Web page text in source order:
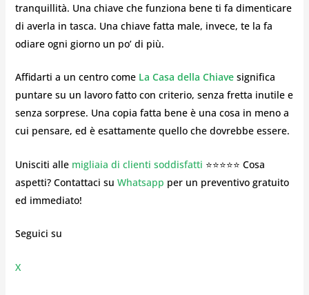
tranquillità. Una chiave che funziona bene ti fa dimenticare
di averla in tasca. Una chiave fatta male, invece, te la fa
odiare ogni giorno un po’ di più.
Affidarti a un centro come La Casa della Chiavesignifica
puntare su un lavoro fatto con criterio, senza fretta inutile e
senza sorprese. Una copia fatta bene è una cosa in meno a
cui pensare, ed è esattamente quello che dovrebbe essere.
Unisciti alle migliaia di clienti soddisfatti ⭐⭐⭐⭐⭐ Cosa
aspetti? Contattaci su Whatsapp per un preventivo gratuito
ed immediato!
Seguici su
X